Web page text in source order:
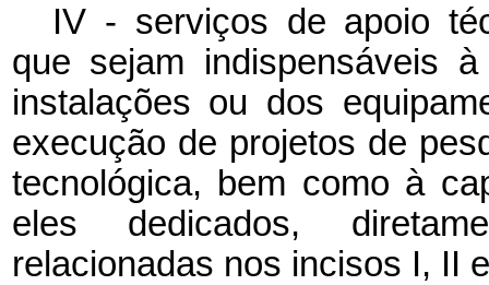
IV - serviços de apoio
que sejam indispensáveis
instalações ou dos
execução de projetos de
tecnológica, bem como à
eles dedicados,
relacionadas nos incisos I, II